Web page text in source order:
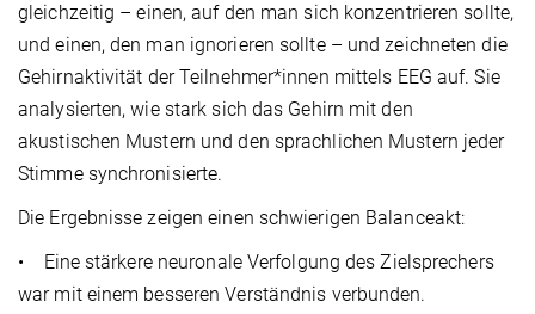
gleichzeitig – einen, auf den man sich konzentrieren sollte,
und einen, den man ignorieren sollte – und zeichneten die
Gehirnaktivität der Teilnehmer*innen mittels EEG auf. Sie
analysierten, wie stark sich das Gehirn mit den
akustischen Mustern und den sprachlichen Mustern jeder
Stimme synchronisierte.
Die Ergebnisse zeigen einen schwierigen Balanceakt:
• Eine stärkere neuronale Verfolgung des Zielsprechers
war mit einem besseren Verständnis verbunden.